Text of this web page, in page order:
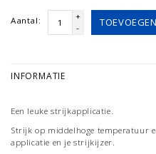
Aantal:
+
-
INFORMATIE
Een leuke strijkapplicatie.
Strijk op middelhoge temperatuur
applicatie en je strijkijzer.